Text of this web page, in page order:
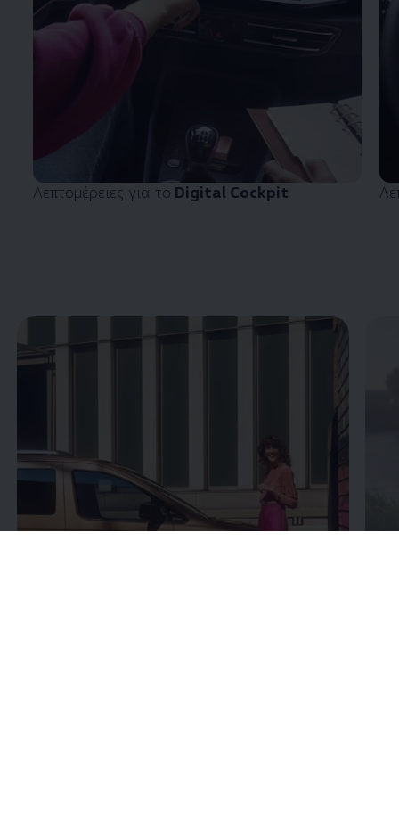
Λεπτομέρειες για το Digital Cockpit